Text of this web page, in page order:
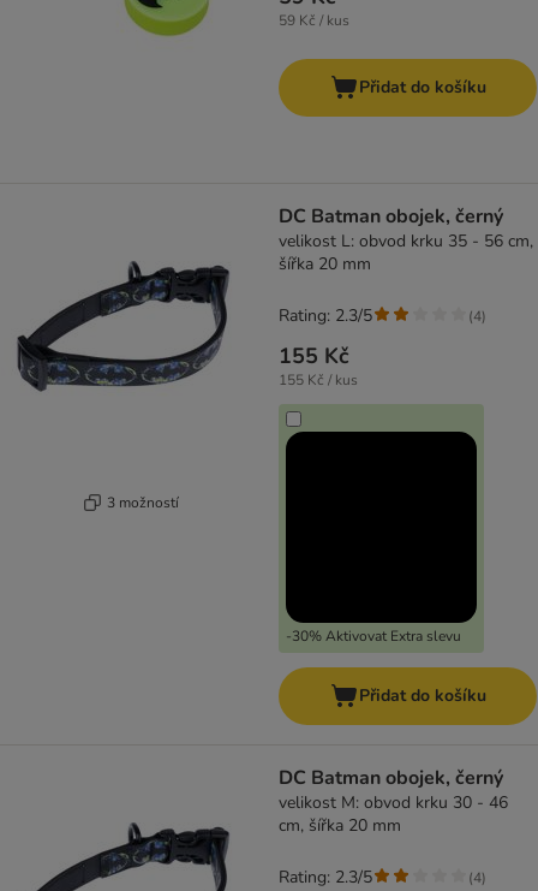
59 Kč / kus
Přidat do košíku
3 možností
DC Batman obojek, černý
velikost L: obvod krku 35 - 56 cm,
šířka 20 mm
155 Kč
155 Kč / kus
-30% Aktivovat Extra slevu
Rating: 2.3/5 (4)
Přidat do košíku
DC Batman obojek, černý
velikost M: obvod krku 30 - 46
cm, šířka 20 mm
Rating: 2.3/5 (4)